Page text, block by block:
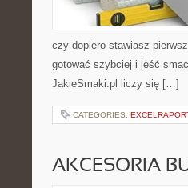
czy dopiero stawiasz
gotować szybciej i jeść
JakieSmaki.pl liczy się […]
CATEGORIES:
AKCESORIA